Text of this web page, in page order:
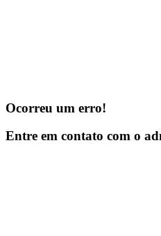
Ocorreu um erro!
Entre em contato com o